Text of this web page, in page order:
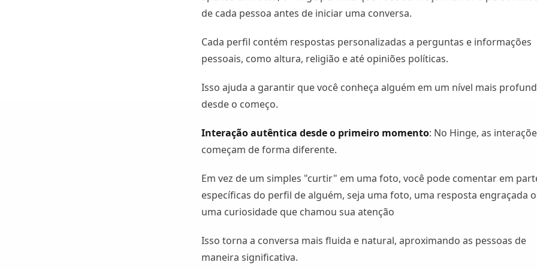
de cada pessoa antes de iniciar uma conversa.
Cada perfil contém respostas personalizadas a perguntas e informações
pessoais, como altura, religião e até opiniões políticas.
Isso ajuda a garantir que você conheça alguém em um nível mais
desde o começo.
Interação autêntica desde o primeiro momento: No Hinge, as
começam de forma diferente.
Em vez de um simples "curtir" em uma foto, você pode comentar em
específicas do perfil de alguém, seja uma foto, uma resposta engraçada
uma curiosidade que chamou sua atenção
Isso torna a conversa mais fluida e natural, aproximando as pessoas de
maneira significativa.